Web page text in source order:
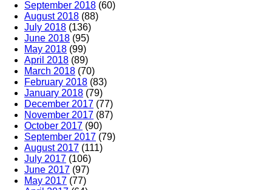
September 2018 (60)
August 2018 (88)
July 2018 (136)
June 2018 (95)
May 2018 (99)
April 2018 (89)
March 2018 (70)
February 2018 (83)
January 2018 (79)
December 2017 (77)
November 2017 (87)
October 2017 (90)
September 2017 (79)
August 2017 (111)
July 2017 (106)
June 2017 (97)
May 2017 (77)